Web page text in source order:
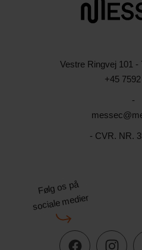
Vestre Ringvej 101 -
+45
-
- CVR. NR.
Følg os på
sociale medier